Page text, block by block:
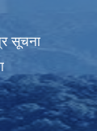
सूचना